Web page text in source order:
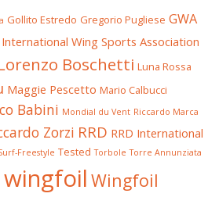
Gollito Estredo Gregorio Pugliese GWA
International Wing Sports Association
Boschetti Luna Rossa
Maggie Pescetto Mario Calbucci
Babini Mondial du Vent Riccardo Marca
Zorzi RRD RRD International
Freestyle Tested Torbole Torre Annunziata
wingfoil Wingfoil